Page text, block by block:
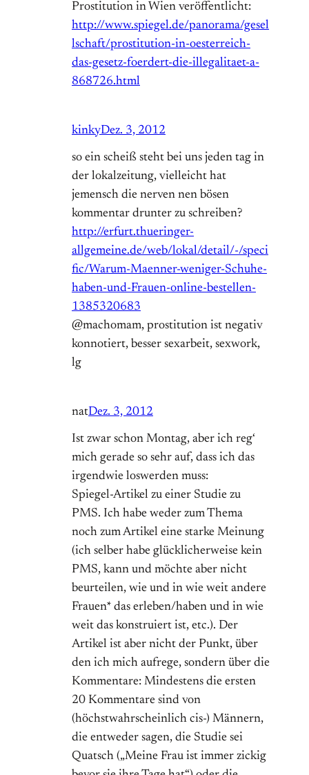
Prostitution in Wien veröffentlicht:
http://www.spiegel.de/panorama/gesel
lschaft/prostitution-in-oesterreich-
das-gesetz-foerdert-die-illegalitaet-a-
868726.html
kinkyDez. 3, 2012
so ein scheiß steht bei uns jeden tag in
der lokalzeitung, vielleicht hat
jemensch die nerven nen bösen
kommentar drunter zu schreiben?
http://erfurt.thueringer-
allgemeine.de/web/lokal/detail/-/speci
fic/Warum-Maenner-weniger-Schuhe-
haben-und-Frauen-online-bestellen-
1385320683
@machomam, prostitution ist negativ
konnotiert, besser sexarbeit, sexwork,
lg
natDez. 3, 2012
Ist zwar schon Montag, aber ich reg‘
mich gerade so sehr auf, dass ich das
irgendwie loswerden muss:
Spiegel-Artikel zu einer Studie zu
PMS. Ich habe weder zum Thema
noch zum Artikel eine starke Meinung
(ich selber habe glücklicherweise kein
PMS, kann und möchte aber nicht
beurteilen, wie und in wie weit andere
Frauen* das erleben/haben und in wie
weit das konstruiert ist, etc.). Der
Artikel ist aber nicht der Punkt, über
den ich mich aufrege, sondern über die
Kommentare: Mindestens die ersten
20 Kommentare sind von
(höchstwahrscheinlich cis-) Männern,
die entweder sagen, die Studie sei
Quatsch („Meine Frau ist immer zickig